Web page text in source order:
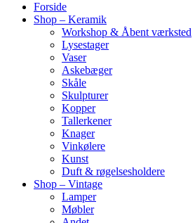
Forside
Shop – Keramik
Workshop & Åbent værksted
Lysestager
Vaser
Askebæger
Skåle
Skulpturer
Kopper
Tallerkener
Knager
Vinkølere
Kunst
Duft & røgelsesholdere
Shop – Vintage
Lamper
Møbler